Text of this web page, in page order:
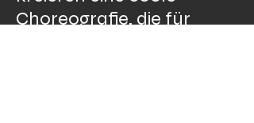
Choreografie, die für